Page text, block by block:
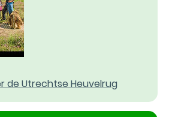
de Utrechtse Heuvelrug